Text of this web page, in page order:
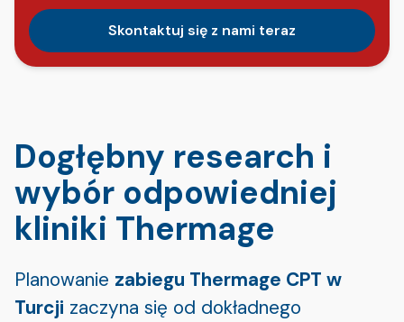
Skontaktuj się z nami teraz
Dogłębny research i
wybór odpowiedniej
kliniki Thermage
Planowanie zabiegu Thermage CPT w
Turcji zaczyna się od dokładnego